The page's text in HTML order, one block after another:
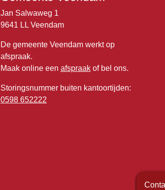
Jan Salwaweg 1
9641 LL Veendam
De gemeente Veendam werkt op
afspraak.
Maak online een afspraakof bel ons.
Storingsnummer buiten kantoortijden:
0598 652222